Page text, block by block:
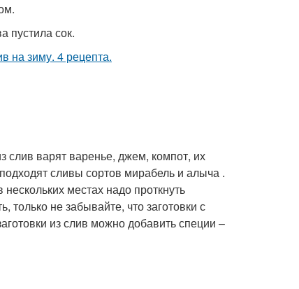
пустила сок.
слив варят варенье, джем, компот, их
сливы сортов мирабель и алыча .
местах надо проткнуть
только не забывайте, что заготовки с
из слив можно добавить специи –